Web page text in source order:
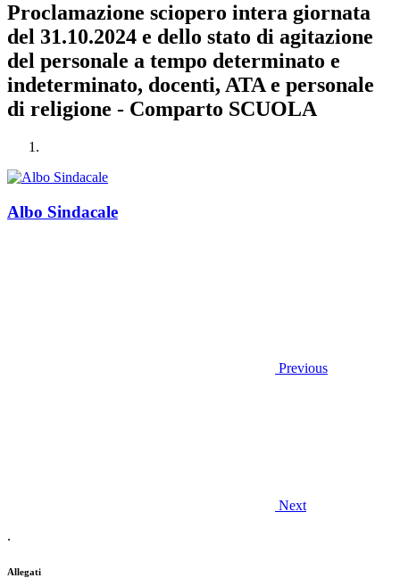
Proclamazione sciopero intera giornata
del 31.10.2024 e dello stato di agitazione
del personale a tempo determinato e
indeterminato, docenti, ATA e personale
di religione - Comparto SCUOLA
Albo Sindacale
Previous
Next
.
Allegati